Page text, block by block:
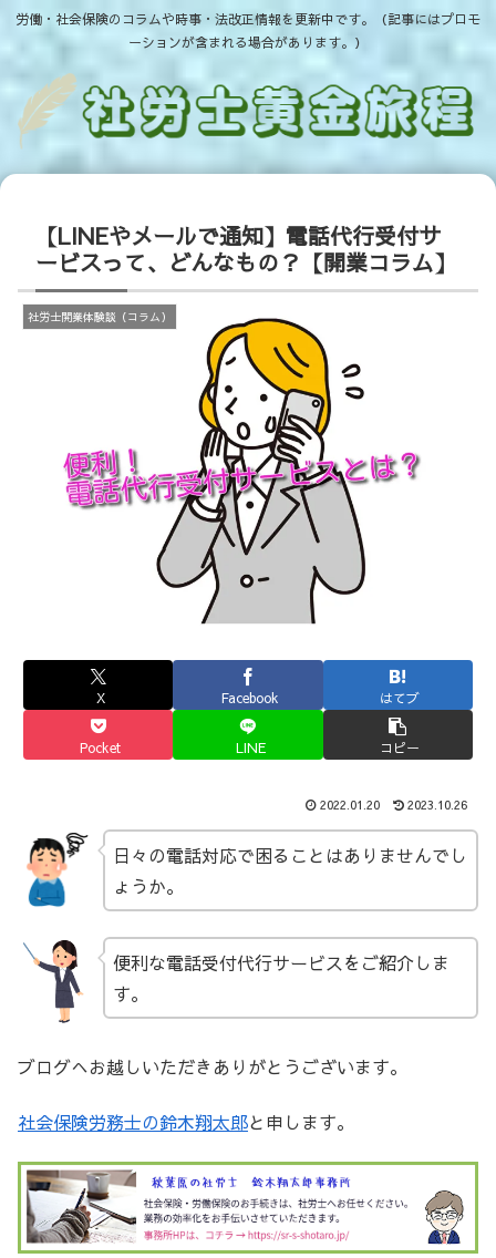
労働・社会保険のコラムや時事・法改正情報を更新中です。（記事にはプロモ
ーションが含まれる場合があります。）
【LINEやメールで通知】電話代行受付サ
ービスって、どんなもの？【開業コラム】
社労士開業体験談（コラム）
X Facebook はてブ
Pocket LINE コピー
2022.01.20 2023.10.26
日々の電話対応で困ることはありませんでし
ょうか。
便利な電話受付代行サービスをご紹介しま
す。
ブログへお越しいただきありがとうございます。
社会保険労務士の鈴木翔太郎と申します。